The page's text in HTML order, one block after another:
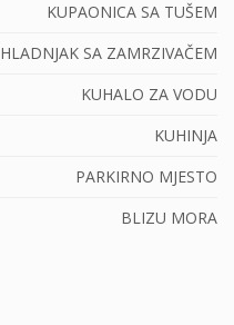
KUPAONICA SA TUŠEM
HLADNJAK SA ZAMRZIVAČEM
KUHALO ZA VODU
KUHINJA
PARKIRNO MJESTO
BLIZU MORA